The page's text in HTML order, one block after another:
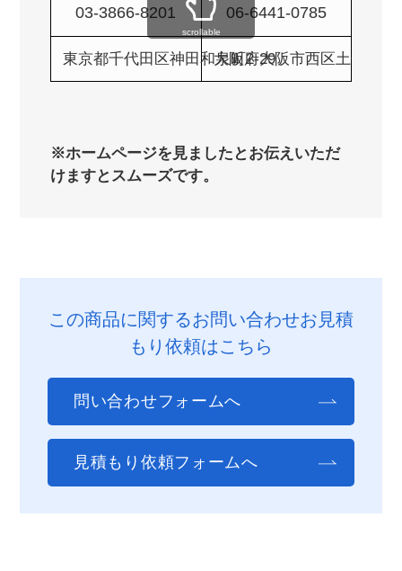
03-3866-8201 06-6441-0785
東京都千代田区神田和泉町2-29大阪府大阪市西区土佐堀1-
scrollable
※ホームページを見ましたとお伝えいただ
けますとスムーズです。
この商品に関するお問い合わせお見積
もり依頼はこちら
問い合わせフォームへ
見積もり依頼フォームへ